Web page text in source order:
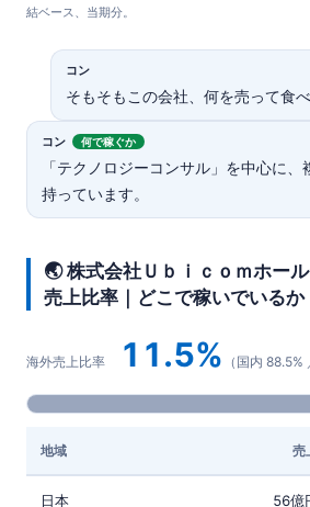
結ベース、当期分。
コン
そもそもこの会社、何を売って食
コン 何で稼ぐか
「テクノロジーコンサル」を中心に、
持っています。
🌏 株式会社Ｕｂｉｃｏｍホー
売上比率｜どこで稼いでいるか
海外売上比率 11.5% （国内 88.5%
地域 売
日本 56億